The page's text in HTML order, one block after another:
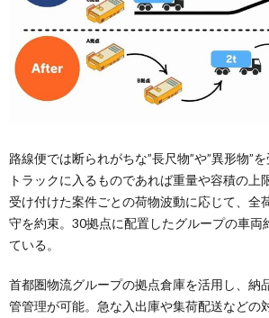
路線便では断られがちな”長尺物”や”異形物”
トラックに入るものであれば重量や容積の上
受け付けた案件ごとの荷物波動に応じて、全
守を約束。30拠点に配置したグループの車両
ている。
首都圏物流グループの拠点倉庫を活用し、納
管管理が可能。急な入出庫や集荷配送などの